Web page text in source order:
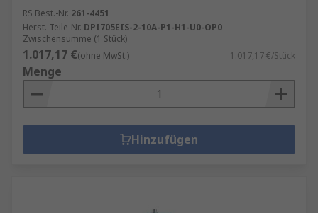
RS Best.-Nr. 261-4451
Herst. Teile-Nr. DPI705EIS-2-10A-P1-H1-U0-OP0
Zwischensumme (1 Stück)
1.017,17 €(ohne MwSt.) 1.017,17 €/Stück
Menge
Hinzufügen